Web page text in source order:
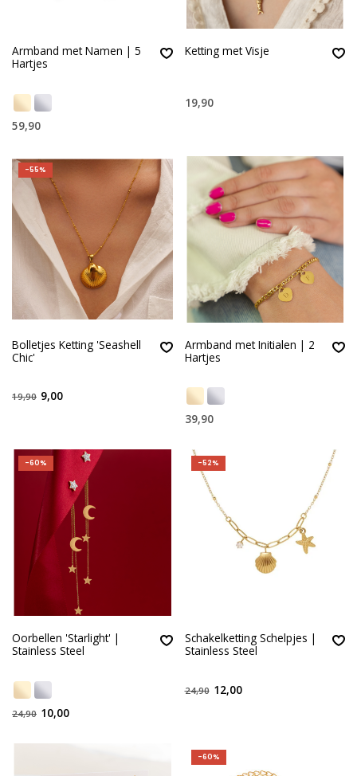
Armband met Namen | 5
Hartjes
59,90
Ketting met Visje
19,90
-55%
Bolletjes Ketting 'Seashell
Chic'
19,90 9,00
Armband met Initialen | 2
Hartjes
39,90
-60%
Oorbellen 'Starlight' |
Stainless Steel
24,90 10,00
-52%
Schakelketting Schelpjes |
Stainless Steel
24,90 12,00
-60%